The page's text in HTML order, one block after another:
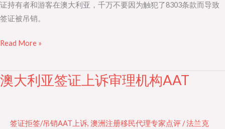
证持有者和游客在澳大利亚，千万不要因为触犯了8303条款而导致
签证被吊销。
你
的
吊
Read More »
澳大利亚签证上诉审理机构AAT
签证拒签/吊销AAT上诉, 澳洲注册移民代理专家点评/法兰克
澳